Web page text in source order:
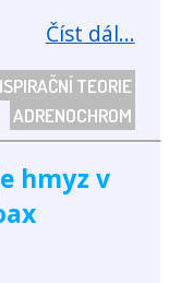
Číst dál...
TEORIE
ADRENOCHROM
hmyz v